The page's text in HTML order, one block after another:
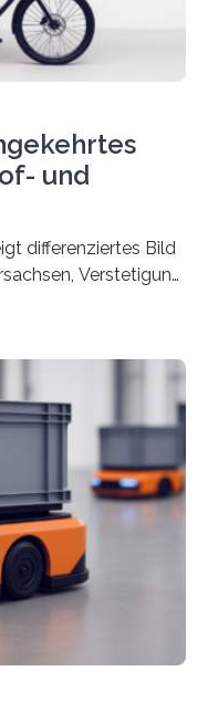
und
differenziertes Bild
Verstetigung
zu
Mayer-Straße
und was sie
Frankfurt University
untersucht und
Gemeinsam mit
stellten sie am 15.